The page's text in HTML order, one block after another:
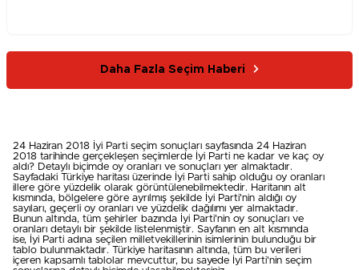
Daha Fazla Seçim Haberi
24 Haziran 2018 İyi Parti seçim sonuçları sayfasında 24 Haziran
2018 tarihinde gerçekleşen seçimlerde İyi Parti ne kadar ve kaç oy
aldı? Detaylı biçimde oy oranları ve sonuçları yer almaktadır.
Sayfadaki Türkiye haritası üzerinde İyi Parti sahip olduğu oy oranları
illere göre yüzdelik olarak görüntülenebilmektedir. Haritanın alt
kısmında, bölgelere göre ayrılmış şekilde İyi Parti'nin aldığı oy
sayıları, geçerli oy oranları ve yüzdelik dağılımı yer almaktadır.
Bunun altında, tüm şehirler bazında İyi Parti'nin oy sonuçları ve
oranları detaylı bir şekilde listelenmiştir. Sayfanın en alt kısmında
ise, İyi Parti adına seçilen milletvekillerinin isimlerinin bulunduğu bir
tablo bulunmaktadır. Türkiye haritasının altında, tüm bu verileri
içeren kapsamlı tablolar mevcuttur, bu sayede İyi Parti'nin seçim